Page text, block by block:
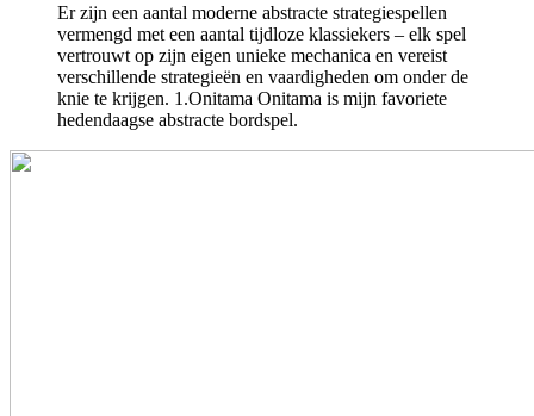
Er zijn een aantal moderne abstracte strategiespellen
vermengd met een aantal tijdloze klassiekers – elk spel
vertrouwt op zijn eigen unieke mechanica en vereist
verschillende strategieën en vaardigheden om onder de
knie te krijgen. 1.Onitama Onitama is mijn favoriete
hedendaagse abstracte bordspel.